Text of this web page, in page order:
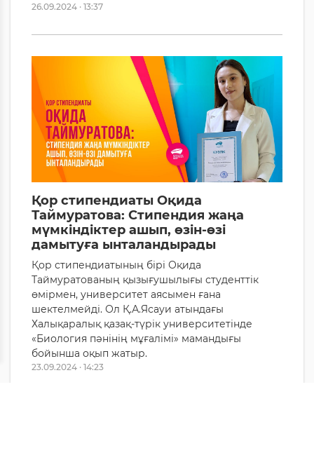
26.09.2024 · 13:37
Қор стипендиаты Оқида
Таймуратова: Стипендия жаңа
мүмкіндіктер ашып, өзін-өзі
дамытуға ынталандырады
Қор стипендиатының бірі Оқида
Таймуратованың қызығушылығы студенттік
өмірмен, университет аясымен ғана
шектелмейді. Ол Қ.А.Ясауи атындағы
Халықаралық қазақ-түрік университетінде
«Биология пәнінің мұғалімі» мамандығы
бойынша оқып жатыр.
23.09.2024 · 14:23